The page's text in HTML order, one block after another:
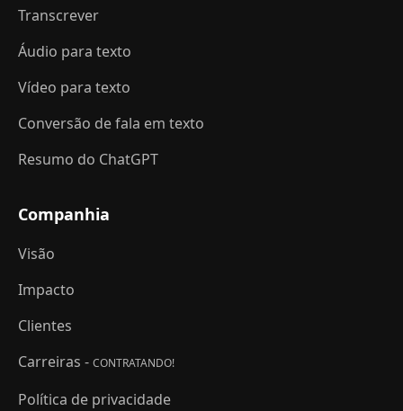
Transcrever
Áudio para texto
Vídeo para texto
Conversão de fala em texto
Resumo do ChatGPT
Companhia
Visão
Impacto
Clientes
Carreiras - CONTRATANDO!
Política de privacidade